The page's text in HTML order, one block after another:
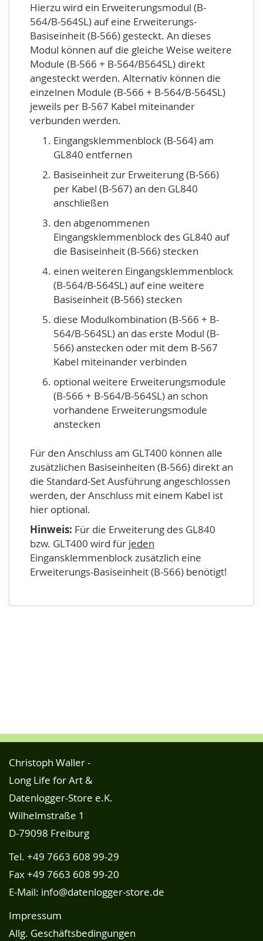
Hierzu wird ein Erweiterungsmodul (B-
564/B-564SL) auf eine Erweiterungs-
Basiseinheit (B-566) gesteckt. An dieses
Modul können auf die gleiche Weise weitere
Module (B-566 + B-564/B564SL) direkt
angesteckt werden. Alternativ können die
einzelnen Module (B-566 + B-564/B-564SL)
jeweils per B-567 Kabel miteinander
verbunden werden.
Eingangsklemmenblock (B-564) am
GL840 entfernen
Basiseinheit zur Erweiterung (B-566)
per Kabel (B-567) an den GL840
anschließen
den abgenommenen
Eingangsklemmenblock des GL840 auf
die Basiseinheit (B-566) stecken
einen weiteren Eingangsklemmenblock
(B-564/B-564SL) auf eine weitere
Basiseinheit (B-566) stecken
diese Modulkombination (B-566 + B-
564/B-564SL) an das erste Modul (B-
566) anstecken oder mit dem B-567
Kabel miteinander verbinden
optional weitere Erweiterungsmodule
(B-566 + B-564/B-564SL) an schon
vorhandene Erweiterungsmodule
anstecken
Für den Anschluss am GLT400 können alle
zusätzlichen Basiseinheiten (B-566) direkt an
die Standard-Set Ausführung angeschlossen
werden, der Anschluss mit einem Kabel ist
hier optional.
Hinweis: Für die Erweiterung des GL840
bzw. GLT400 wird für jeden
Eingansklemmenblock zusätzlich eine
Erweiterungs-Basiseinheit (B-566) benötigt!
Christoph Waller -
Long Life for Art &
Datenlogger-Store e.K.
Wilhelmstraße 1
D-79098 Freiburg
Tel. +49 7663 608 99-29
Fax +49 7663 608 99-20
E-Mail: info@datenlogger-store.de
Impressum
Allg. Geschäftsbedingungen